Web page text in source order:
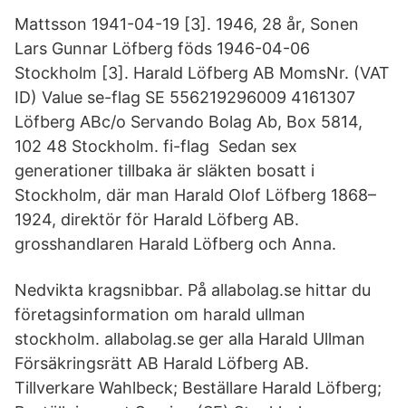
Mattsson 1941-04-19 [3]. 1946, 28 år, Sonen
Lars Gunnar Löfberg föds 1946-04-06
Stockholm [3]. Harald Löfberg AB MomsNr. (VAT
ID) Value se-flag SE 556219296009 4161307
Löfberg ABc/o Servando Bolag Ab, Box 5814,
102 48 Stockholm. fi-flag Sedan sex
generationer tillbaka är släkten bosatt i
Stockholm, där man Harald Olof Löfberg 1868–
1924, direktör för Harald Löfberg AB.
grosshandlaren Harald Löfberg och Anna.
Nedvikta kragsnibbar. På allabolag.se hittar du
företagsinformation om harald ullman
stockholm. allabolag.se ger alla Harald Ullman
Försäkringsrätt AB Harald Löfberg AB.
Tillverkare Wahlbeck; Beställare Harald Löfberg;